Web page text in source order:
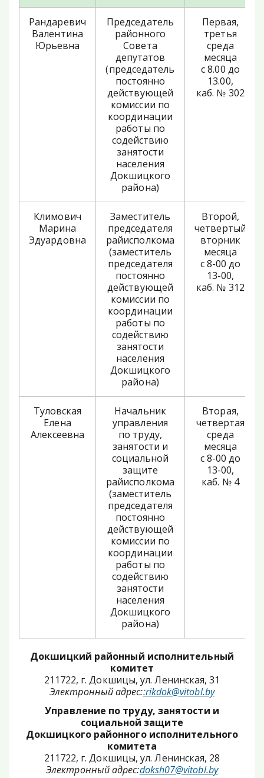
Рандаревич
Валентина
Юрьевна
Председатель
районного
Совета
депутатов
(председатель
постоянно
действующей
комиссии по
координации
работы по
содействию
занятости
населения
Докшицкого
района)
Первая,
третья
среда
месяца
с 8.00 до
13.00,
каб. № 302
Климович
Марина
Эдуардовна
Заместитель
председателя
райисполкома
(заместитель
председателя
постоянно
действующей
комиссии по
координации
работы по
содействию
занятости
населения
Докшицкого
района)
Второй,
четвертый
вторник
месяца
с 8-00 до
13-00,
каб. № 312
Туловская
Елена
Алексеевна
Начальник
управления
по труду,
занятости и
социальной
защите
райисполкома
(заместитель
председателя
постоянно
действующей
комиссии по
координации
работы по
содействию
занятости
населения
Докшицкого
района)
Вторая,
четвертая
среда
месяца
с 8-00 до
13-00,
каб. № 4
Докшицкий районный исполнительный
комитет
211722, г. Докшицы, ул. Ленинская, 31
Электронный адрес::rikdok@vitobl.by
Управление по труду, занятости и
социальной защите
Докшицкого районного исполнительного
комитета
211722, г. Докшицы, ул. Ленинская, 28
Электронный адрес:doksh07@vitobl.by